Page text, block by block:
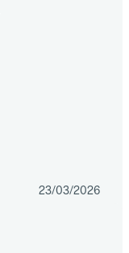
23/03/2026